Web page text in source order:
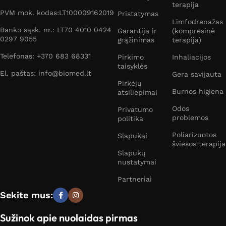
PVM mok. kodas:LT100009162019
Banko sąsk. nr.: LT70 4010 0424
0297 9055
Telefonas: +370 683 68331
El. paštas: info@biomed.lt
Pristatymas
Garantija ir
grąžinimas
Pirkimo
taisyklės
Pirkėjų
atsiliepimai
Privatumo
politika
Slapukai
Slapukų
nustatymai
Partneriai
terapija
Limfodrenažas
(kompresinė
terapija)
Inhaliacijos
Gera savijauta
Burnos higiena
Odos
problemos
Poliarizuotos
šviesos terapija
Sekite mus:
Sužinok apie nuolaidas pirmas